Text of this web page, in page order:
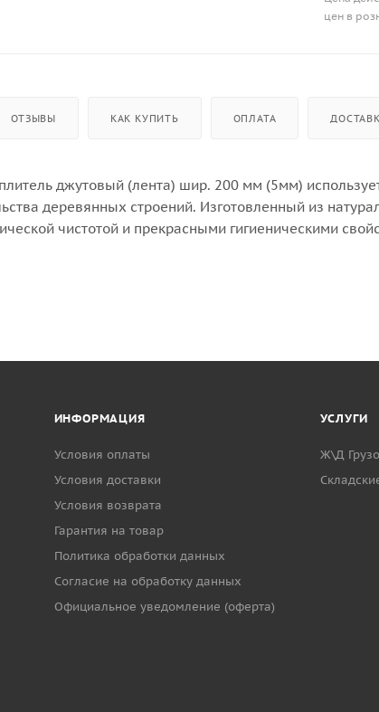
цен в
ОТЗЫВЫ КАК КУПИТЬ ОПЛАТА
джутовый (лента) шир. 200 мм (5мм)
деревянных строений. Изготовленный из
чистотой и прекрасными гигиеническими
ИНФОРМАЦИЯ
Условия оплаты
Условия доставки
Условия возврата
Гарантия на товар
Политика обработки данных
Согласие на обработку данных
Официальное уведомление (оферта)
УСЛУГИ
Ж\Д